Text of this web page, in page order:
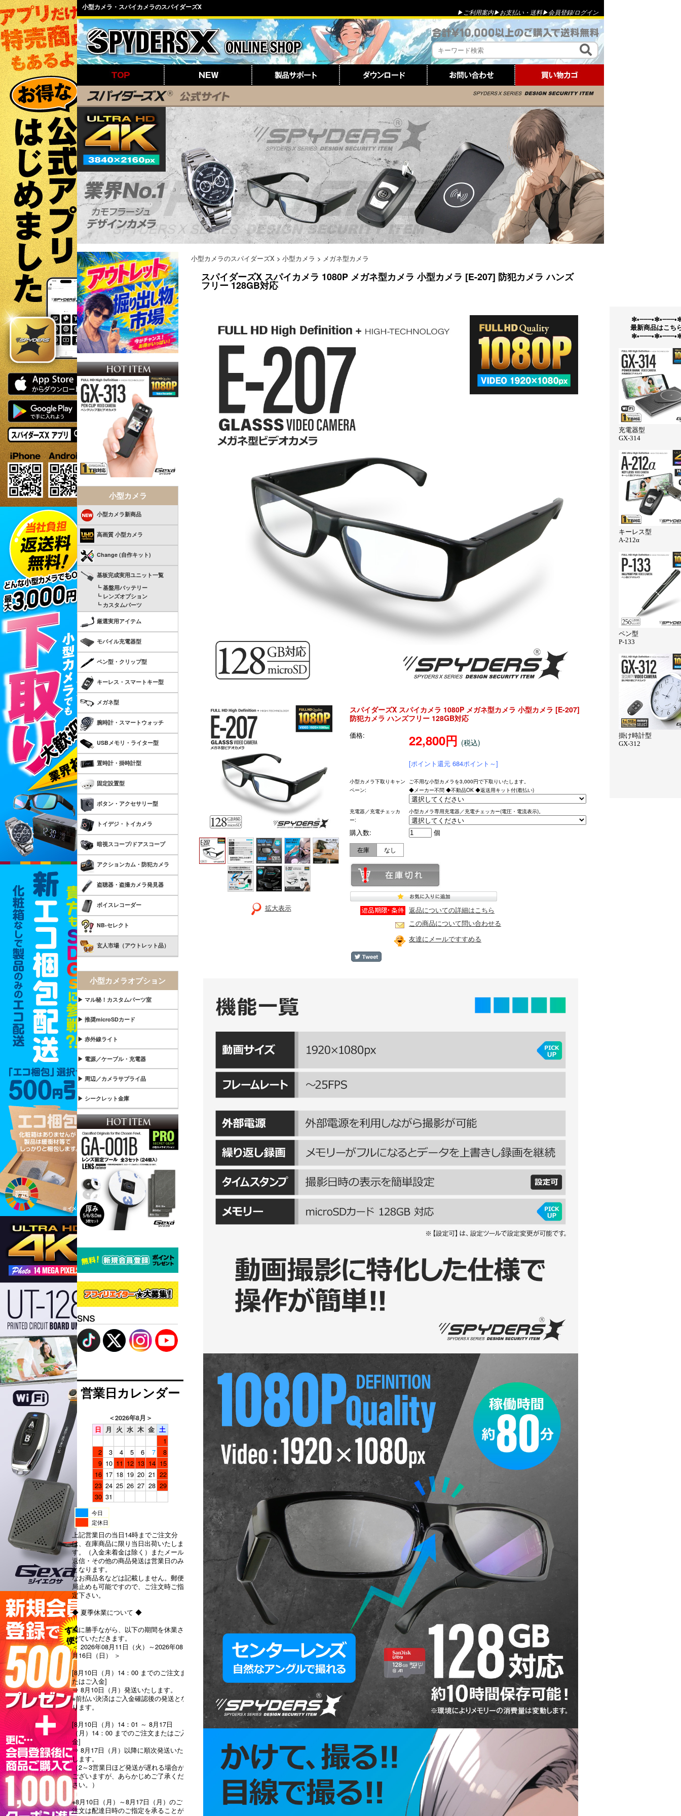
小型カメラ・スパイカメラのスパイダーズX
▶ご利用案内▶お支払い・送料▶会員登録/ログイン
小型カメラ
小型カメラ新商品
高画質 小型カメラ
Change (自作キット)
基板完成実用ユニット一覧
┗ 基盤用バッテリー
┗ レンズオプション
┗ カスタムパーツ
厳選実用アイテム
モバイル充電器型
ペン型・クリップ型
キーレス・スマートキー型
メガネ型
腕時計・スマートウォッチ
USBメモリ・ライター型
置時計・掛時計型
固定設置型
ボタン・アクセサリー型
トイデジ・トイカメラ
暗視スコープ/ドアスコープ
アクションカム・防犯カメラ
盗聴器・盗撮カメラ発見器
ボイスレコーダー
NB-セレクト
玄人市場（アウトレット品）
小型カメラオプション
▶ マル秘！カスタムパーツ室
▶ 推奨microSDカード
▶ 赤外線ライト
▶ 電源／ケーブル・充電器
▶ 周辺／カメラサプライ品
▶ シークレット金庫
営業日カレンダー
＜2026年8月 ＞
日
月 火 水 木 金 土
1
2
3 4 5 6 7
8
9 10 11 12 13 14 15
16 17 18 19 20 21 22
23 24 25 26 27 28 29
30 31
今日
定休日
上記営業日の当日14時までご注文分
は、在庫商品に限り当日出荷いたしま
す。（入金未着金は除く）またメール
返信・その他の商品発送は営業日のみ
となります。
なお商品名などは記載しません。郵便
局止めも可能ですので、ご注文時ご指
定下さい。
◆ 夏季休業について ◆
誠に勝手ながら、以下の期間を休業さ
せていただきます。
＜ 2026年08月11日（火）～2026年08
月16日（日） ＞
[8月10日（月）14：00 までのご注文ま
たはご入金]
⇒ 8月10日（月）発送いたします。
※前払い決済はご入金確認後の発送とな
ります。
[8月10日（月）14：01 ～ 8月17日
（月）14：00 までのご注文またはご入
金]
⇒ 8月17日（月）以降に順次発送いた
します。
（2～3営業日ほど発送が遅れる場合が
ございますが、あらかじめご了承くだ
さい。）
※8月10日（月）～8月17日（月）のご
注文は配達日時のご指定を承ることが
小型カメラのスパイダーズX > 小型カメラ > メガネ型カメラ
スパイダーズX スパイカメラ 1080P メガネ型カメラ 小型カメラ [E-207] 防犯カメラ ハンズ
フリー 128GB対応
拡大表示
スパイダーズX スパイカメラ 1080P メガネ型カメラ 小型カメラ [E-207]
防犯カメラ ハンズフリー 128GB対応
価格: 22,800円 (税込)
[ポイント還元 684ポイント～]
小型カメラ下取りキャン
ペーン:
ご不用な小型カメラを3,000円で下取りいたします。
◆メーカー不問 ◆不動品OK ◆返送用キット付(着払い)
充電器／充電チェッカ
ー:
小型カメラ専用充電器／充電チェッカー(電圧・電流表示)。
購入数: 個
在庫 なし
返品についての詳細はこちら
この商品について問い合わせる
友達にメールですすめる